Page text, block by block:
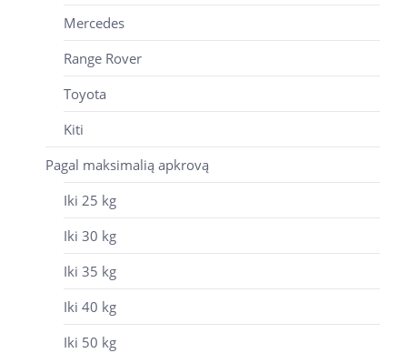
Mercedes
Range Rover
Toyota
Kiti
Pagal maksimalią apkrovą
Iki 25 kg
Iki 30 kg
Iki 35 kg
Iki 40 kg
Iki 50 kg